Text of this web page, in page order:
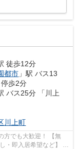
徒歩12分
都市 」駅 バス13
歩2分
バス25分 「川上
川上町
でも大歓迎！ 【無
・即入居希望など】 ネ